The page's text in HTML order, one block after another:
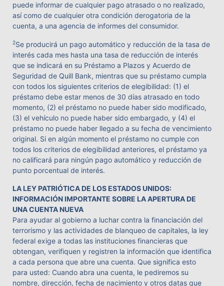
puede informar de cualquier pago atrasado o no realizado,
así como de cualquier otra condición derogatoria de la
cuenta, a una agencia de informes del consumidor.
2Se producirá un pago automático y reducción de la tasa de
interés cada mes hasta una tasa de reducción de interés
que se indicará en su Préstamo a Plazos y Acuerdo de
Seguridad de Quill Bank, mientras que su préstamo cumpla
con todos los siguientes criterios de elegibilidad: (1) el
préstamo debe estar menos de 30 días atrasado en todo
momento, (2) el préstamo no puede haber sido modificado,
(3) el vehículo no puede haber sido embargado, y (4) el
préstamo no puede haber llegado a su fecha de vencimiento
original. Si en algún momento el préstamo no cumple con
todos los criterios de elegibilidad anteriores, el préstamo ya
no calificará para ningún pago automático y reducción de
punto porcentual de interés.
LA LEY PATRIÓTICA DE LOS ESTADOS UNIDOS:
INFORMACIÓN IMPORTANTE SOBRE LA APERTURA DE
UNA CUENTA NUEVA
Para ayudar al gobierno a luchar contra la financiación del
terrorismo y las actividades de blanqueo de capitales, la ley
federal exige a todas las instituciones financieras que
obtengan, verifiquen y registren la información que identifica
a cada persona que abre una cuenta. Que significa esto
para usted: Cuando abra una cuenta, le pediremos su
nombre, dirección, fecha de nacimiento y otros datas que